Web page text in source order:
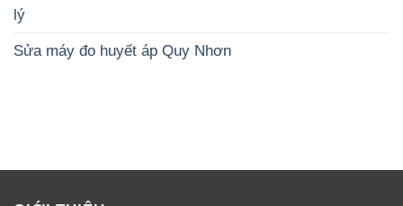
lý
Sửa máy đo huyết áp Quy Nhơn